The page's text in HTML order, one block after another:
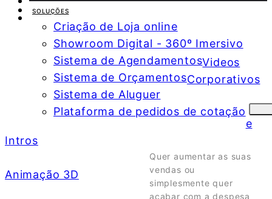
SOLUÇÕES
Criação de Loja online
Showroom Digital - 360º Imersivo
Sistema de Agendamentos
Sistema de Orçamentos
Sistema de Aluguer
Plataforma de pedidos de cotação
Quer aumentar as suas
vendas ou
simplesmente quer
acabar com a despesa
Videos
Corporativos
e
Intros
Animação 3D